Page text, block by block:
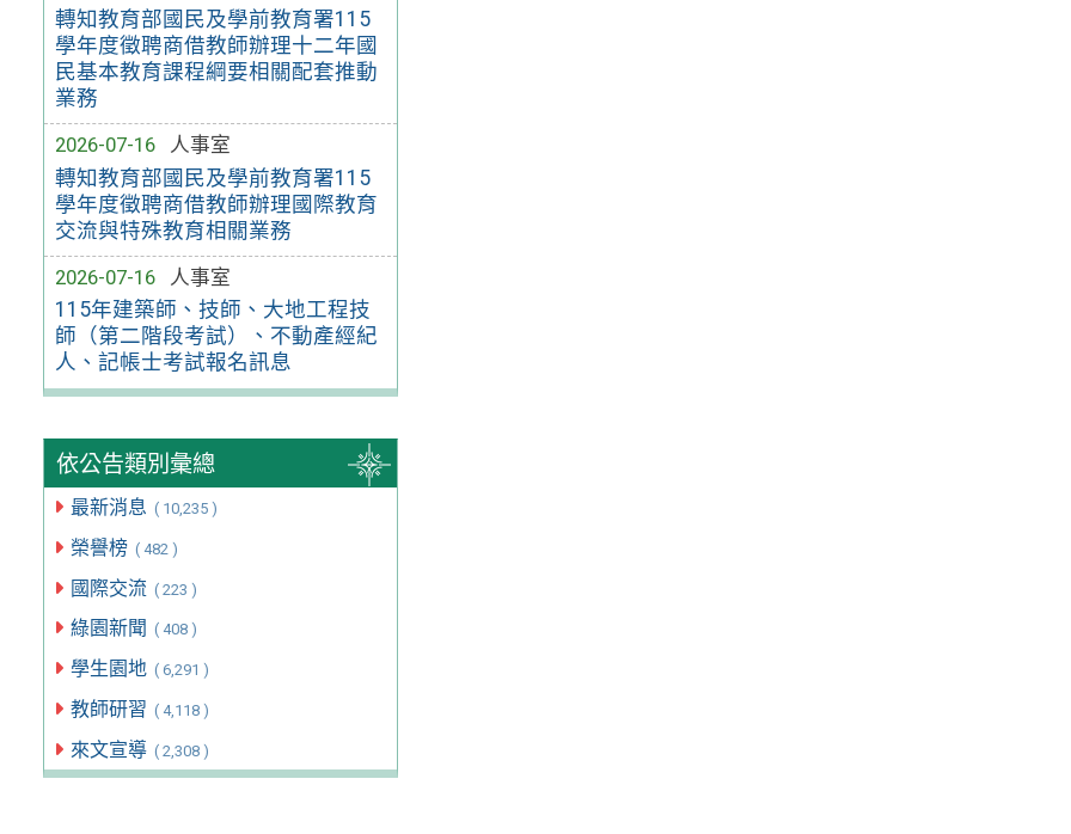
轉知教育部國民及學前教育署115
學年度徵聘商借教師辦理十二年國
民基本教育課程綱要相關配套推動
業務
2026-07-16
人事室
轉知教育部國民及學前教育署115
學年度徵聘商借教師辦理國際教育
交流與特殊教育相關業務
2026-07-16
人事室
115年建築師、技師、大地工程技
師（第二階段考試）、不動產經紀
人、記帳士考試報名訊息
依公告類別彙總
最新消息 ( 10,235 )
榮譽榜 ( 482 )
國際交流 ( 223 )
綠園新聞 ( 408 )
學生園地 ( 6,291 )
教師研習 ( 4,118 )
來文宣導 ( 2,308 )